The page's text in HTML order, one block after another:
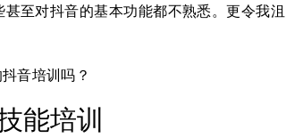
至对抖音的基本功能都不熟悉。更令我沮
音培训吗？
能培训